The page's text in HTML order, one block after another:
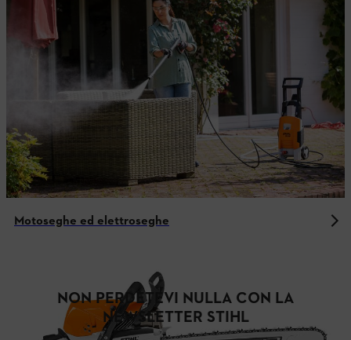
Motoseghe ed elettroseghe
NON PERDETEVI NULLA CON LA
NEWSLETTER STIHL